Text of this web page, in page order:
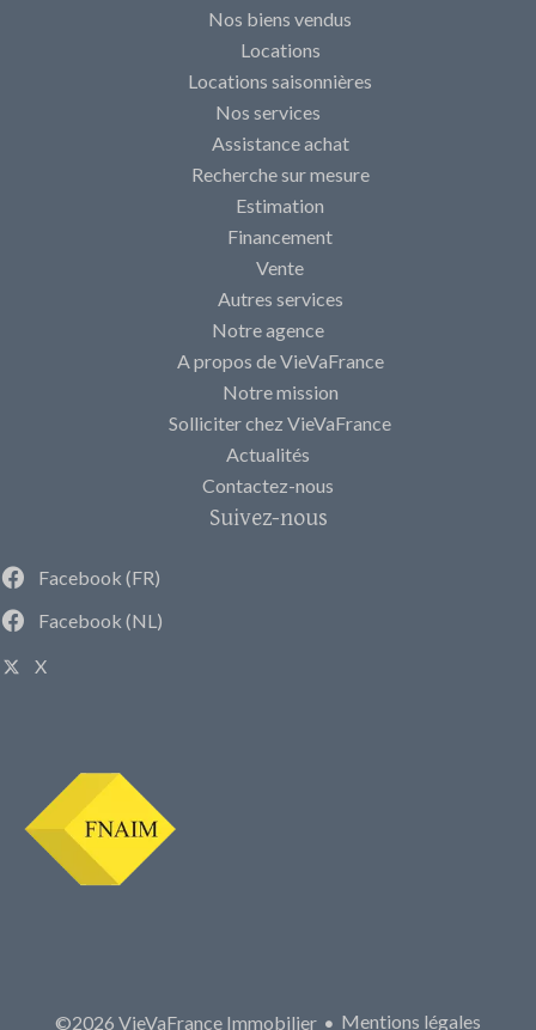
Nos biens vendus
Locations
Locations saisonnières
Nos services
Assistance achat
Recherche sur mesure
Estimation
Financement
Vente
Autres services
Notre agence
A propos de VieVaFrance
Notre mission
Solliciter chez VieVaFrance
Actualités
Contactez-nous
Suivez-nous
Facebook (FR)
Facebook (NL)
X
©2026 VieVaFrance Immobilier Mentions légales